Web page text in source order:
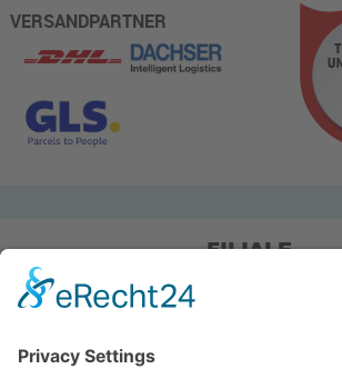
VERSANDPARTNER
FILIALE
Pieper Grillshop-24/Golf
Sandstraße 14-18